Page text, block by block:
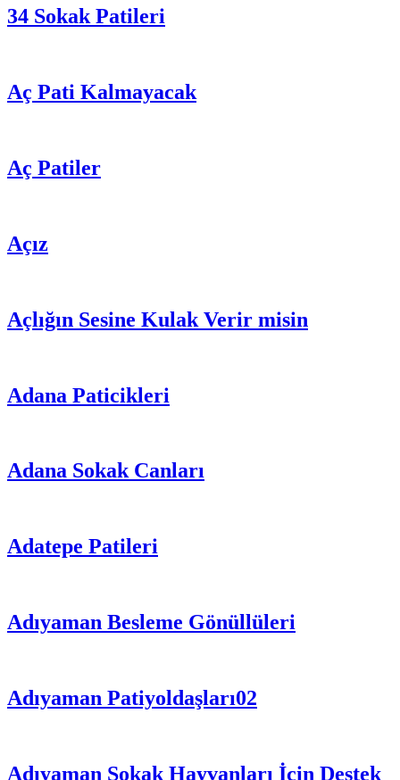
34 Sokak Patileri
Aç Pati Kalmayacak
Aç Patiler
Açız
Açlığın Sesine Kulak Verir misin
Adana Paticikleri
Adana Sokak Canları
Adatepe Patileri
Adıyaman Besleme Gönüllüleri
Adıyaman Patiyoldaşları02
Adıyaman Sokak Hayvanları İçin Destek